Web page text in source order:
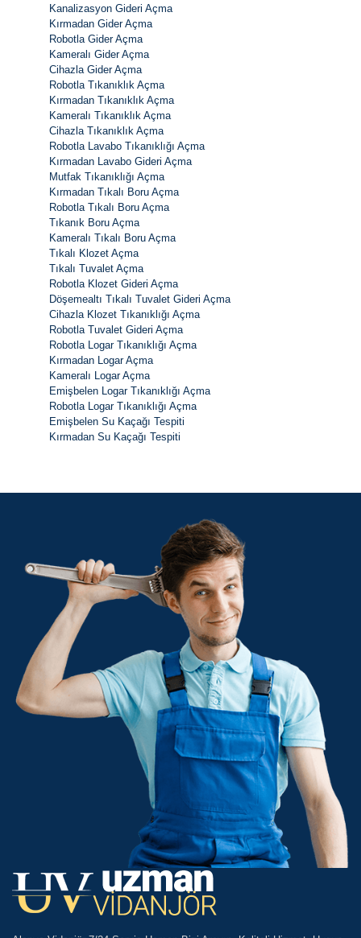
Kanalizasyon Gideri Açma
Kırmadan Gider Açma
Robotla Gider Açma
Kameralı Gider Açma
Cihazla Gider Açma
Robotla Tıkanıklık Açma
Kırmadan Tıkanıklık Açma
Kameralı Tıkanıklık Açma
Cihazla Tıkanıklık Açma
Robotla Lavabo Tıkanıklığı Açma
Kırmadan Lavabo Gideri Açma
Mutfak Tıkanıklığı Açma
Kırmadan Tıkalı Boru Açma
Robotla Tıkalı Boru Açma
Tıkanık Boru Açma
Kameralı Tıkalı Boru Açma
Tıkalı Klozet Açma
Tıkalı Tuvalet Açma
Robotla Klozet Gideri Açma
Döşemealtı Tıkalı Tuvalet Gideri Açma
Cihazla Klozet Tıkanıklığı Açma
Robotla Tuvalet Gideri Açma
Robotla Logar Tıkanıklığı Açma
Kırmadan Logar Açma
Kameralı Logar Açma
Emişbelen Logar Tıkanıklığı Açma
Robotla Logar Tıkanıklığı Açma
Emişbelen Su Kaçağı Tespiti
Kırmadan Su Kaçağı Tespiti